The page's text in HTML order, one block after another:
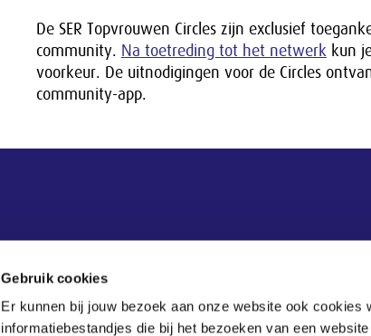
Gebruik cookies
Er kunnen bij jouw bezoek aan onze website ook cookies
informatiebestandjes die bij het bezoeken van een
De SER Topvrouwen Circles zijn exclusief
community. Na toetreding tot het netwerkkun
voorkeur. De uitnodigingen voor de Circles
community-app.